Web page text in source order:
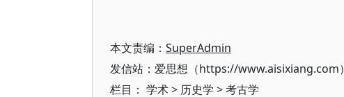
本文责编： SuperAdmin
发信站：爱思想（https://www.aisixiang.com）
栏目： 学术> 历史学 >考古学